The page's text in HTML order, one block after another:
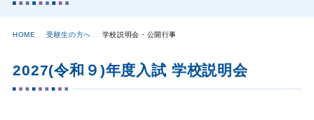
HOME 受験生の方へ 学校説明会・公開行事
2027(令和９)年度入試 学校説明会